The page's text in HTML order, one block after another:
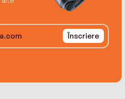
Înscriere